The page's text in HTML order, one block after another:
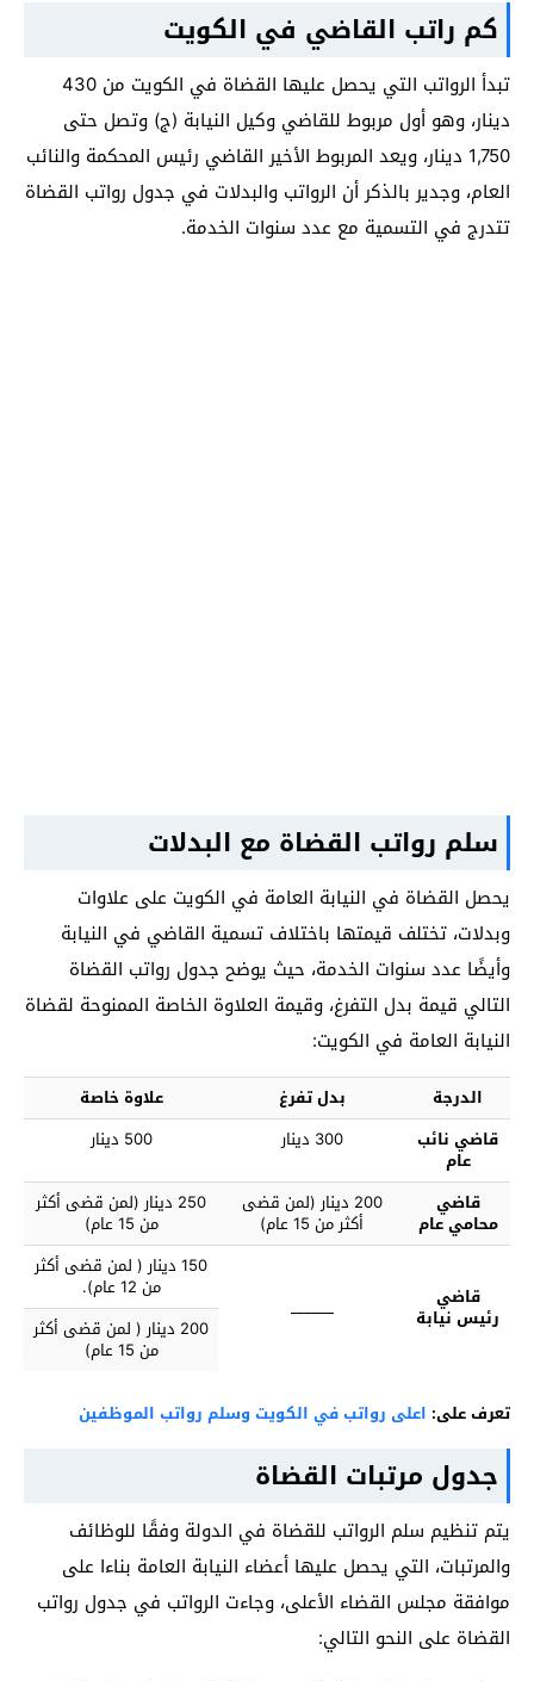
كم راتب القاضي في الكويت
تبدأ الرواتب التي يحصل عليها القضاة في الكويت من 430
دينار، وهو أول مربوط للقاضي وكيل النيابة (ج) وتصل حتى
1,750 دينار، ويعد المربوط الأخير القاضي رئيس المحكمة والنائب
العام، وجدير بالذكر أن الرواتب والبدلات في جدول رواتب القضاة
تتدرج في التسمية مع عدد سنوات الخدمة.
سلم رواتب القضاة مع البدلات
يحصل القضاة في النيابة العامة في الكويت على علاوات
وبدلات، تختلف قيمتها باختلاف تسمية القاضي في النيابة
وأيضًا عدد سنوات الخدمة، حيث يوضح جدول رواتب القضاة
التالي قيمة بدل التفرغ، وقيمة العلاوة الخاصة الممنوحة لقضاة
النيابة العامة في الكويت:
الدرجة بدل تفرغ
علاوة خاصة
قاضي نائب
عام
300 دينار 500 دينار
قاضي
محامي عام
200 دينار (لمن قضى
أكثر من 15 عام)
250 دينار (لمن قضى أكثر
من 15 عام)
قاضي
رئيس نيابة ______
150 دينار ( لمن قضى أكثر
من 12 عام).
200 دينار ( لمن قضى أكثر
من 15 عام)
تعرف على: اعلى رواتب في الكويت وسلم رواتب الموظفين
جدول مرتبات القضاة
يتم تنظيم سلم الرواتب للقضاة في الدولة وفقًا للوظائف
والمرتبات، التي يحصل عليها أعضاء النيابة العامة بناءا على
موافقة مجلس القضاء الأعلى، وجاءت الرواتب في جدول رواتب
القضاة على النحو التالي: